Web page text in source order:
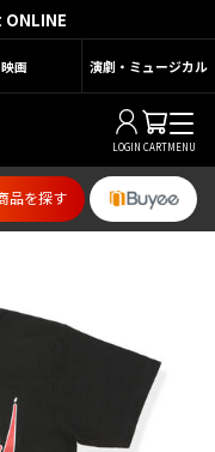
映画 演劇・ミュージカル
LOGIN CARTMENU
品を探す